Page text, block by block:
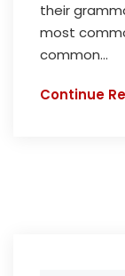
their
most
common...
Continue